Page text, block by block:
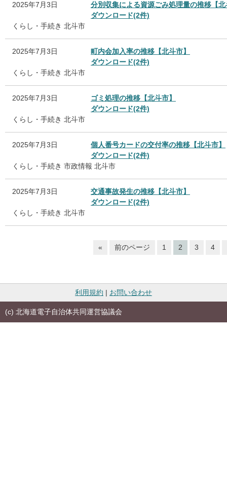
2025年7月3日
分別収集による資源ごみ処理量の推移【
ダウンロード(2件)
くらし・手続き 北斗市
2025年7月3日
町内会加入率の推移【北斗市】
ダウンロード(2件)
くらし・手続き 北斗市
2025年7月3日
ゴミ処理の推移【北斗市】
ダウンロード(2件)
くらし・手続き 北斗市
2025年7月3日
個人番号カードの交付率の推移【北斗市】
ダウンロード(2件)
くらし・手続き 市政情報 北斗市
2025年7月3日
交通事故発生の推移【北斗市】
ダウンロード(2件)
くらし・手続き 北斗市
« 前のページ 1 2 3 4
利用規約 | お問い合わせ
(c) 北海道電子自治体共同運営協議会